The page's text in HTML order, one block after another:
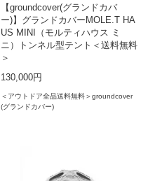
【groundcover(グランドカバ
ー)】グランドカバーMOLE.T HA
US MINI（モルティハウス ミ
ニ）トンネル型テント＜送料無料
＞
130,000円
＜アウトドア全品送料無料＞groundcover
(グランドカバー)